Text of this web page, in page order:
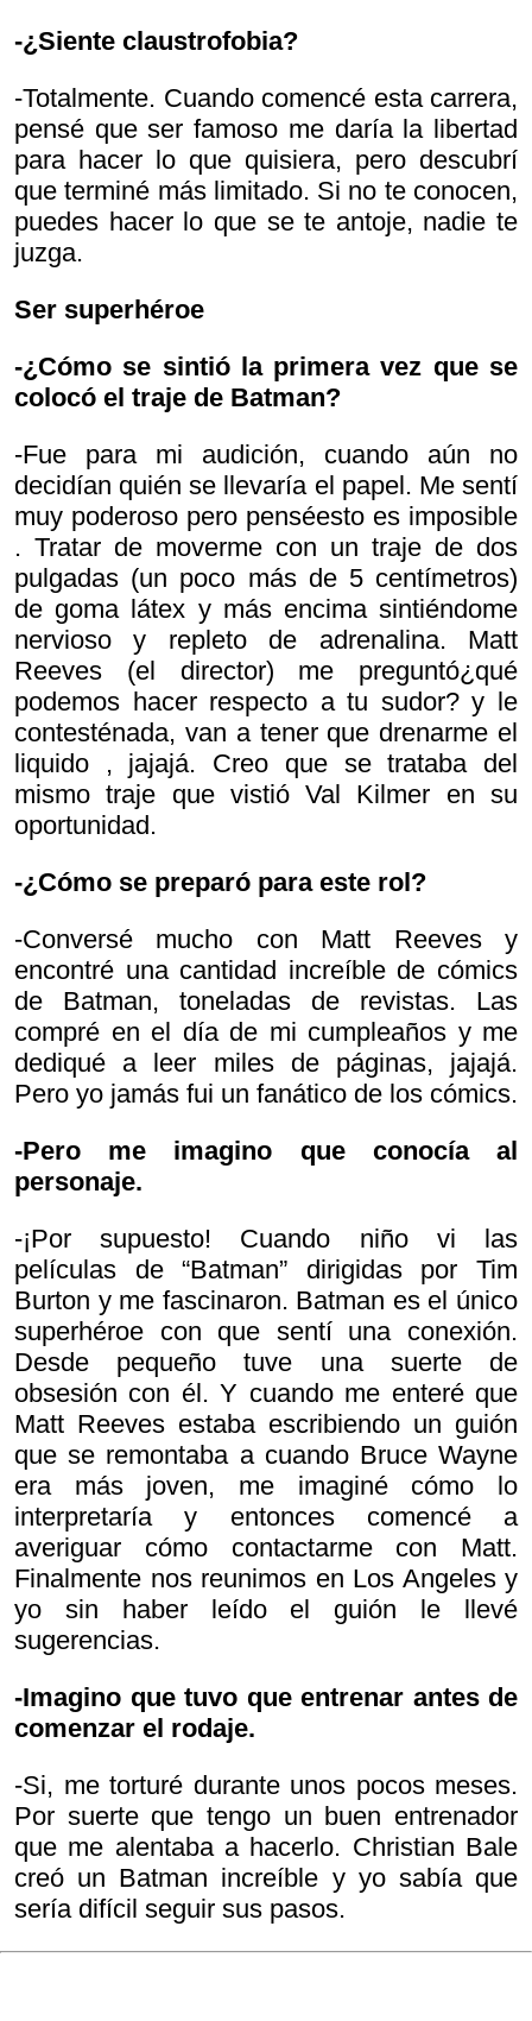
-¿Siente claustrofobia?
-Totalmente. Cuando comencé esta carrera,
pensé que ser famoso me daría la libertad
para hacer lo que quisiera, pero descubrí
que terminé más limitado. Si no te conocen,
puedes hacer lo que se te antoje, nadie te
juzga.
Ser superhéroe
-¿Cómo se sintió la primera vez que se
colocó el traje de Batman?
-Fue para mi audición, cuando aún no
decidían quién se llevaría el papel. Me sentí
muy poderoso pero penséesto es imposible
. Tratar de moverme con un traje de dos
pulgadas (un poco más de 5 centímetros)
de goma látex y más encima sintiéndome
nervioso y repleto de adrenalina. Matt
Reeves (el director) me preguntó¿qué
podemos hacer respecto a tu sudor? y le
contesténada, van a tener que drenarme el
liquido , jajajá. Creo que se trataba del
mismo traje que vistió Val Kilmer en su
oportunidad.
-¿Cómo se preparó para este rol?
-Conversé mucho con Matt Reeves y
encontré una cantidad increíble de cómics
de Batman, toneladas de revistas. Las
compré en el día de mi cumpleaños y me
dediqué a leer miles de páginas, jajajá.
Pero yo jamás fui un fanático de los cómics.
-Pero me imagino que conocía al
personaje.
-¡Por supuesto! Cuando niño vi las
películas de “Batman” dirigidas por Tim
Burton y me fascinaron. Batman es el único
superhéroe con que sentí una conexión.
Desde pequeño tuve una suerte de
obsesión con él. Y cuando me enteré que
Matt Reeves estaba escribiendo un guión
que se remontaba a cuando Bruce Wayne
era más joven, me imaginé cómo lo
interpretaría y entonces comencé a
averiguar cómo contactarme con Matt.
Finalmente nos reunimos en Los Angeles y
yo sin haber leído el guión le llevé
sugerencias.
-Imagino que tuvo que entrenar antes de
comenzar el rodaje.
-Si, me torturé durante unos pocos meses.
Por suerte que tengo un buen entrenador
que me alentaba a hacerlo. Christian Bale
creó un Batman increíble y yo sabía que
sería difícil seguir sus pasos.